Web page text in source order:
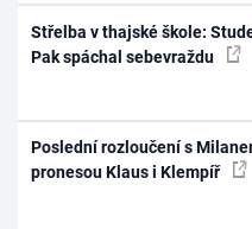
Střelba v thajské škole:
Pak spáchal sebevraždu
Poslední rozloučení s
pronesou Klaus i Klempíř